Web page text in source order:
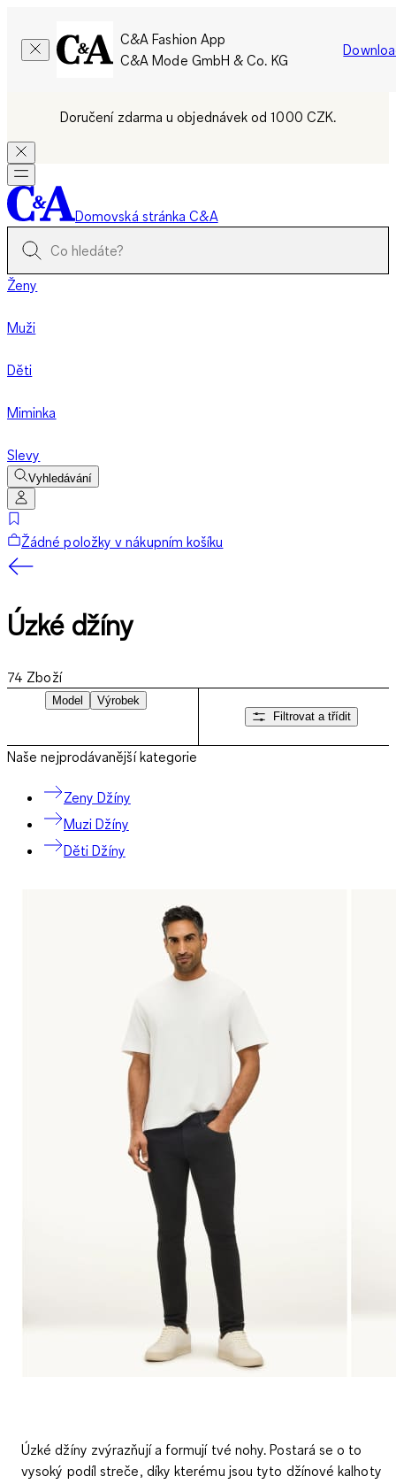
C&A Fashion App
C&A Mode GmbH & Co. KG
Doručení zdarma u objednávek od 1000 CZK.
Domovská stránka C&A
Ženy
Muži
Děti
Miminka
Slevy
Vyhledávání
Žádné položky v nákupním košíku
Úzké džíny
74 Zboží
Model
Výrobek
Filtrovat a třídit
Naše nejprodávanější kategorie
Zeny Džíny
Muzi Džíny
Děti Džíny
Úzké džíny zvýrazňují a formují tvé nohy. Postará se o to
vysoký podíl streče, díky kterému jsou tyto džínové kalhoty